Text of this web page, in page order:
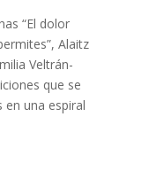
“El dolor
Alaitz
Veltrán-
que se
en una espiral